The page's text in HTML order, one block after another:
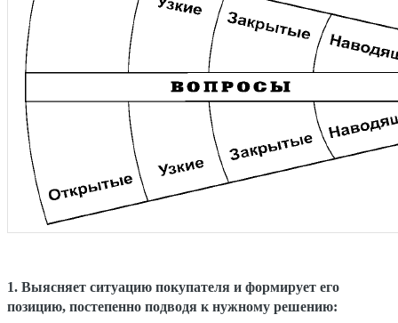
1. Выясняет ситуацию покупателя и формирует его
позицию, постепенно подводя к нужному решению: